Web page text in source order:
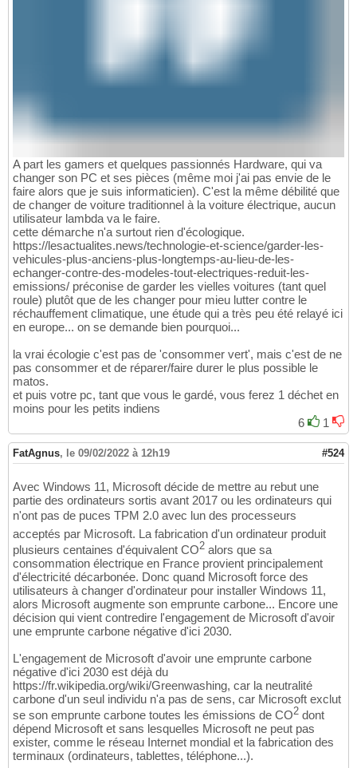
A part les gamers et quelques passionnés Hardware, qui va
changer son PC et ses pièces (même moi j'ai pas envie de le
faire alors que je suis informaticien). C'est la même débilité que
de changer de voiture traditionnel à la voiture électrique, aucun
utilisateur lambda va le faire.
cette démarche n'a surtout rien d'écologique.
https://lesactualites.news/technologie-et-science/garder-les-
vehicules-plus-anciens-plus-longtemps-au-lieu-de-les-
echanger-contre-des-modeles-tout-electriques-reduit-les-
emissions/ préconise de garder les vielles voitures (tant quel
roule) plutôt que de les changer pour mieu lutter contre le
réchauffement climatique, une étude qui a très peu été relayé ici
en europe... on se demande bien pourquoi...
la vrai écologie c'est pas de 'consommer vert', mais c'est de ne
pas consommer et de réparer/faire durer le plus possible le
matos.
et puis votre pc, tant que vous le gardé, vous ferez 1 déchet en
moins pour les petits indiens
6
1
FatAgnus, le 09/02/2022 à 12h19 #524
Avec Windows 11, Microsoft décide de mettre au rebut une
partie des ordinateurs sortis avant 2017 ou les ordinateurs qui
n'ont pas de puces TPM 2.0 avec lun des processeurs
acceptés par Microsoft. La fabrication d'un ordinateur produit
plusieurs centaines d'équivalent CO2 alors que sa
consommation électrique en France provient principalement
d'électricité décarbonée. Donc quand Microsoft force des
utilisateurs à changer d'ordinateur pour installer Windows 11,
alors Microsoft augmente son emprunte carbone... Encore une
décision qui vient contredire l'engagement de Microsoft d'avoir
une emprunte carbone négative d'ici 2030.
L'engagement de Microsoft d'avoir une emprunte carbone
négative d'ici 2030 est déjà du
https://fr.wikipedia.org/wiki/Greenwashing, car la neutralité
carbone d'un seul individu n'a pas de sens, car Microsoft exclut
se son emprunte carbone toutes les émissions de CO2 dont
dépend Microsoft et sans lesquelles Microsoft ne peut pas
exister, comme le réseau Internet mondial et la fabrication des
terminaux (ordinateurs, tablettes, téléphone...).